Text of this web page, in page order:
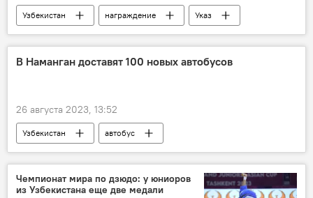
Узбекистан награждение
Указ
Президент
президент Узбекистана
Шавкат Мирзиёев
Спорт
В Наманган доставят 100 новых автобусов
26 августа 2023, 13:52
Узбекистан
автобус
Наманганская область
Контракт
Чемпионат мира по дзюдо: у юниоров
из Узбекистана еще две медали